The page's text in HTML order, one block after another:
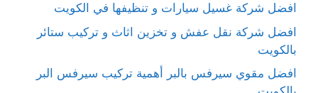
افضل شركة غسيل سيارات و تنظيفها في الكويت
افضل شركة نقل عفش و تخزين اثاث و تركيب ستائر
بالكويت
افضل مقوي سيرفس بالبر أهمية تركيب سيرفس البر